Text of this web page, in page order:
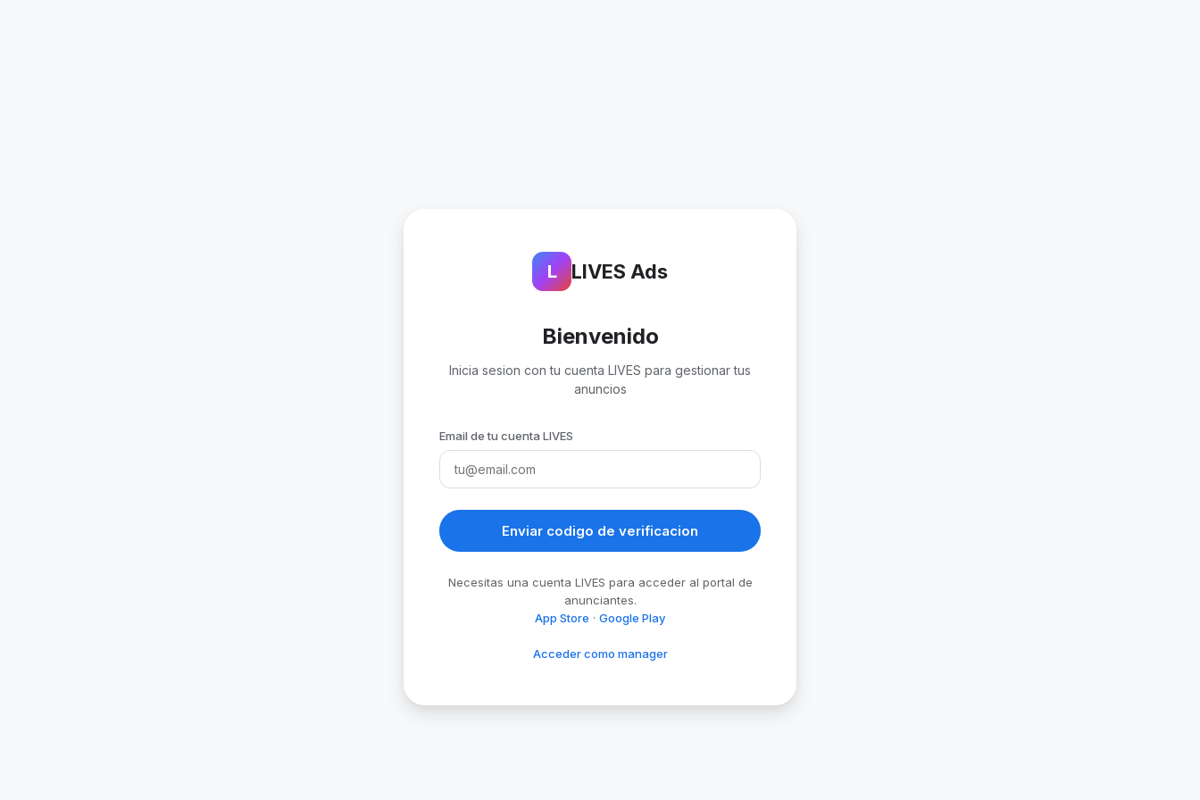
L LIVES Ads
Bienvenido
Inicia sesion con tu cuenta LIVES para gestionar tus
anuncios
Email de tu cuenta LIVES
Enviar codigo de verificacion
Necesitas una cuenta LIVES para acceder al portal de
anunciantes.
App Store · Google Play
Acceder como manager